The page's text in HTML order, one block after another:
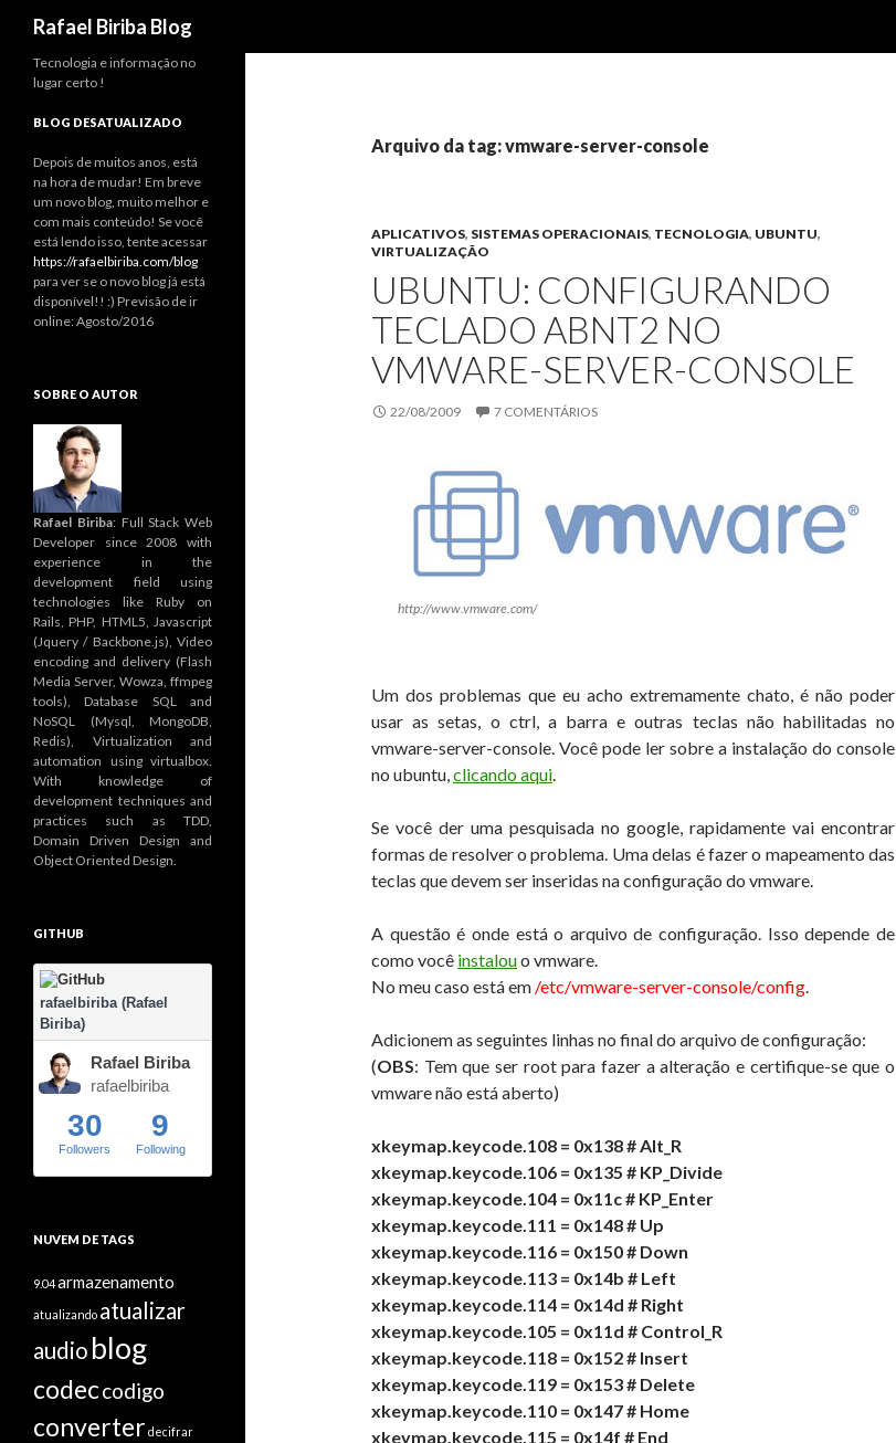
Rafael Biriba Blog
Arquivo da tag: vmware-server-console
APLICATIVOS, SISTEMAS OPERACIONAIS, TECNOLOGIA, UBUNTU,
VIRTUALIZAÇÃO
UBUNTU: CONFIGURANDO
TECLADO ABNT2 NO
VMWARE-SERVER-CONSOLE
22/08/2009 7 COMENTÁRIOS
http://www.vmware.com/
Um dos problemas que eu acho extremamente chato, é não poder
usar as setas, o ctrl, a barra e outras teclas não habilitadas no
vmware-server-console. Você pode ler sobre a instalação do console
no ubuntu,clicando aqui.
Se você der uma pesquisada no google, rapidamente vai encontrar
formas de resolver o problema. Uma delas é fazer o mapeamento das
teclas que devem ser inseridas na configuração do vmware.
A questão é onde está o arquivo de configuração. Isso depende de
como você instalouo vmware.
No meu caso está em /etc/vmware-server-console/config.
Adicionem as seguintes linhas no final do arquivo de configuração:
(OBS: Tem que ser root para fazer a alteração e certifique-se que o
vmware não está aberto)
xkeymap.keycode.108 = 0x138 # Alt_R
xkeymap.keycode.106 = 0x135 # KP_Divide
xkeymap.keycode.104 = 0x11c # KP_Enter
xkeymap.keycode.111 = 0x148 # Up
xkeymap.keycode.116 = 0x150 # Down
xkeymap.keycode.113 = 0x14b # Left
xkeymap.keycode.114 = 0x14d # Right
xkeymap.keycode.105 = 0x11d # Control_R
xkeymap.keycode.118 = 0x152 # Insert
xkeymap.keycode.119 = 0x153 # Delete
xkeymap.keycode.110 = 0x147 # Home
xkeymap.keycode.115 = 0x14f # End
Tecnologia e informação no
lugar certo !
BLOG DESATUALIZADO
Depois de muitos anos, está
na hora de mudar! Em breve
um novo blog, muito melhor e
com mais conteúdo! Se você
está lendo isso, tente acessar
https://rafaelbiriba.com/blog
para ver se o novo blog já está
disponível!! :) Previsão de ir
online: Agosto/2016
SOBRE O AUTOR
Rafael Biriba: Full Stack Web
Developer since 2008 with
experience in the
development field using
technologies like Ruby on
Rails, PHP, HTML5, Javascript
(Jquery / Backbone.js), Video
encoding and delivery (Flash
Media Server, Wowza, ffmpeg
tools), Database SQL and
NoSQL (Mysql, MongoDB,
Redis), Virtualization and
automation using virtualbox.
With knowledge of
development techniques and
practices such as TDD,
Domain Driven Design and
Object Oriented Design.
GITHUB
rafaelbiriba (Rafael
Biriba)
Rafael Biriba
rafaelbiriba
30
Followers
9
Following
NUVEM DE TAGS
9.04armazenamento
atualizando atualizar
audio blog
codeccodigo
converter decifrar